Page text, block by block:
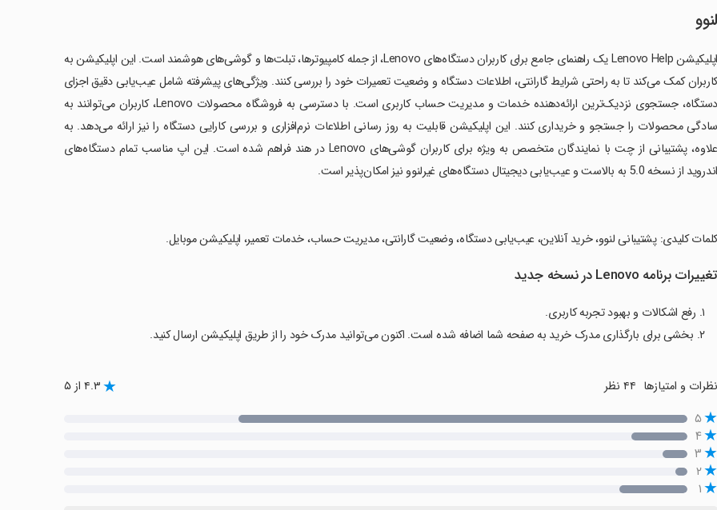
لنوو
اپلیکیشن Lenovo Help یک راهنمای جامع برای کاربران دستگاه‌های Lenovo، از جمله کامپیوترها، تبلت‌ها و گوشی‌های هوشمند است. این اپلیکیشن به
کاربران کمک می‌کند تا به راحتی شرایط گارانتی، اطلاعات دستگاه و وضعیت تعمیرات خود را بررسی کنند. ویژگی‌های پیشرفته شامل عیب‌یابی دقیق اجزای
دستگاه، جستجوی نزدیک‌ترین ارائه‌دهنده خدمات و مدیریت حساب کاربری است. با دسترسی به فروشگاه محصولات Lenovo، کاربران می‌توانند به
سادگی محصولات را جستجو و خریداری کنند. این اپلیکیشن قابلیت به روز رسانی اطلاعات نرم‌افزاری و بررسی کارایی دستگاه را نیز ارائه می‌دهد. به
علاوه، پشتیبانی از چت با نمایندگان متخصص به ویژه برای کاربران گوشی‌های Lenovo در هند فراهم شده است. این اپ مناسب تمام دستگاه‌های
اندروید از نسخه 5.0 به بالاست و عیب‌یابی دیجیتال دستگاه‌های غیرلنوو نیز امکان‌پذیر است.
‏کلمات کلیدی: پشتیبانی لنوو، خرید آنلاین، عیب‌یابی دستگاه، وضعیت گارانتی، مدیریت حساب، خدمات تعمیر، اپلیکیشن موبایل.
تغییرات برنامه Lenovo در نسخه جدید
۱. رفع اشکالات و بهبود تجربه کاربری.
۲. بخشی برای بارگذاری مدرک خرید به صفحه شما اضافه شده است. اکنون می‌توانید مدرک خود را از طریق اپلیکیشن ارسال کنید.
نظرات و امتیازها ۴.۳ از ۵
۵
۴
۳
۲
۱